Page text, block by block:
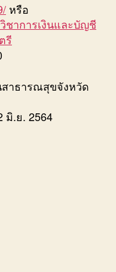
หรือ
ชาการเงินและบัญชี
รี
าธารณสุขจังหวัด
มิ.ย. 2564